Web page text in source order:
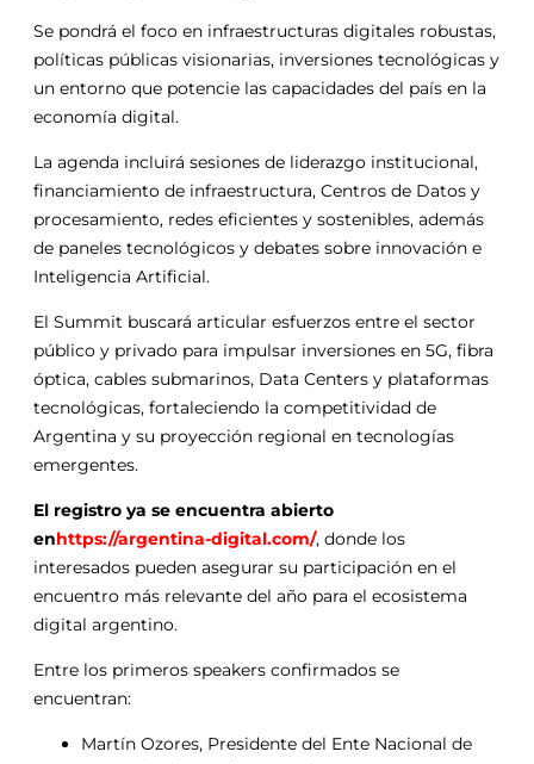
Se pondrá el foco en infraestructuras digitales robustas,
políticas públicas visionarias, inversiones tecnológicas y
un entorno que potencie las capacidades del país en la
economía digital.
La agenda incluirá sesiones de liderazgo institucional,
financiamiento de infraestructura, Centros de Datos y
procesamiento, redes eficientes y sostenibles, además
de paneles tecnológicos y debates sobre innovación e
Inteligencia Artificial.
El Summit buscará articular esfuerzos entre el sector
público y privado para impulsar inversiones en 5G, fibra
óptica, cables submarinos, Data Centers y plataformas
tecnológicas, fortaleciendo la competitividad de
Argentina y su proyección regional en tecnologías
emergentes.
El registro ya se encuentra abierto
enhttps://argentina-digital.com/, donde los
interesados pueden asegurar su participación en el
encuentro más relevante del año para el ecosistema
digital argentino.
Entre los primeros speakers confirmados se
encuentran:
Martín Ozores, Presidente del Ente Nacional de